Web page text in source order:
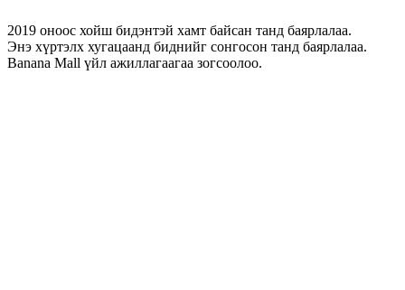
2019 оноос хойш бидэнтэй хамт байсан танд баярлалаа.
Энэ хүртэлх хугацаанд биднийг сонгосон танд баярлалаа.
Banana Mall үйл ажиллагаагаа зогсоолоо.